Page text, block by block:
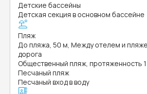
Детские бассейны
Детская секция в основном бассейне
Пляж
До пляжа, 50 м, Между отелем и
дорога
Общественный пляж, протяженность
Песчаный пляж
Песчаный вход в воду